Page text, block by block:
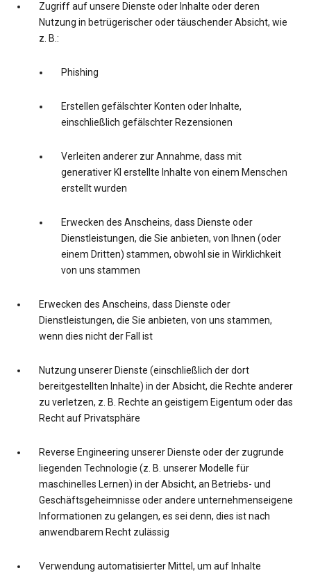
Zugriff auf unsere Dienste oder Inhalte oder deren
Nutzung in betrügerischer oder täuschender Absicht, wie
z. B.:
Phishing
Erstellen gefälschter Konten oder Inhalte,
einschließlich gefälschter Rezensionen
Verleiten anderer zur Annahme, dass mit
generativer KI erstellte Inhalte von einem Menschen
erstellt wurden
Erwecken des Anscheins, dass Dienste oder
Dienstleistungen, die Sie anbieten, von Ihnen (oder
einem Dritten) stammen, obwohl sie in Wirklichkeit
von uns stammen
Erwecken des Anscheins, dass Dienste oder
Dienstleistungen, die Sie anbieten, von uns stammen,
wenn dies nicht der Fall ist
Nutzung unserer Dienste (einschließlich der dort
bereitgestellten Inhalte) in der Absicht, die Rechte anderer
zu verletzen, z. B. Rechte an geistigem Eigentum oder das
Recht auf Privatsphäre
Reverse Engineering unserer Dienste oder der zugrunde
liegenden Technologie (z. B. unserer Modelle für
maschinelles Lernen) in der Absicht, an Betriebs- und
Geschäftsgeheimnisse oder andere unternehmenseigene
Informationen zu gelangen, es sei denn, dies ist nach
anwendbarem Recht zulässig
Verwendung automatisierter Mittel, um auf Inhalte